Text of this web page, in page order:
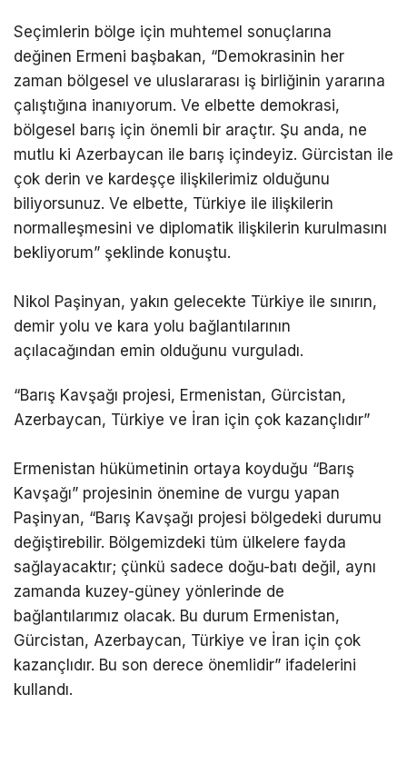
Seçimlerin bölge için muhtemel sonuçlarına
değinen Ermeni başbakan, “Demokrasinin her
zaman bölgesel ve uluslararası iş birliğinin yararına
çalıştığına inanıyorum. Ve elbette demokrasi,
bölgesel barış için önemli bir araçtır. Şu anda, ne
mutlu ki Azerbaycan ile barış içindeyiz. Gürcistan ile
çok derin ve kardeşçe ilişkilerimiz olduğunu
biliyorsunuz. Ve elbette, Türkiye ile ilişkilerin
normalleşmesini ve diplomatik ilişkilerin kurulmasını
bekliyorum” şeklinde konuştu.
Nikol Paşinyan, yakın gelecekte Türkiye ile sınırın,
demir yolu ve kara yolu bağlantılarının
açılacağından emin olduğunu vurguladı.
“Barış Kavşağı projesi, Ermenistan, Gürcistan,
Azerbaycan, Türkiye ve İran için çok kazançlıdır”
Ermenistan hükümetinin ortaya koyduğu “Barış
Kavşağı” projesinin önemine de vurgu yapan
Paşinyan, “Barış Kavşağı projesi bölgedeki durumu
değiştirebilir. Bölgemizdeki tüm ülkelere fayda
sağlayacaktır; çünkü sadece doğu-batı değil, aynı
zamanda kuzey-güney yönlerinde de
bağlantılarımız olacak. Bu durum Ermenistan,
Gürcistan, Azerbaycan, Türkiye ve İran için çok
kazançlıdır. Bu son derece önemlidir” ifadelerini
kullandı.